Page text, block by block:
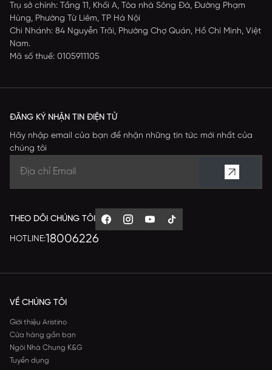
Trụ sở chính: Tầng 11, Khối A, Tòa nhà Sông Đà, Đường Phạm
Hùng, Phường Từ Liêm, TP Hà Nội
Chi Nhánh: 84 Nguyễn Trãi, Phường Chợ Quán, Hồ Chí Minh, Việt
Nam.
Mã số thuế: 0105911105
ĐĂNG KÝ NHẬN TIN ĐIỆN TỬ
Hãy nhập email của bạn để nhận những tin tức mới nhất của
chúng tôi
THEO DÕI CHÚNG TÔI
HOTLINE:18006226
VỀ CHÚNG TÔI
Giới thiệu Aristino
Cửa hàng gần bạn
Ngôi Nhà Chung K&G
Tuyển dụng